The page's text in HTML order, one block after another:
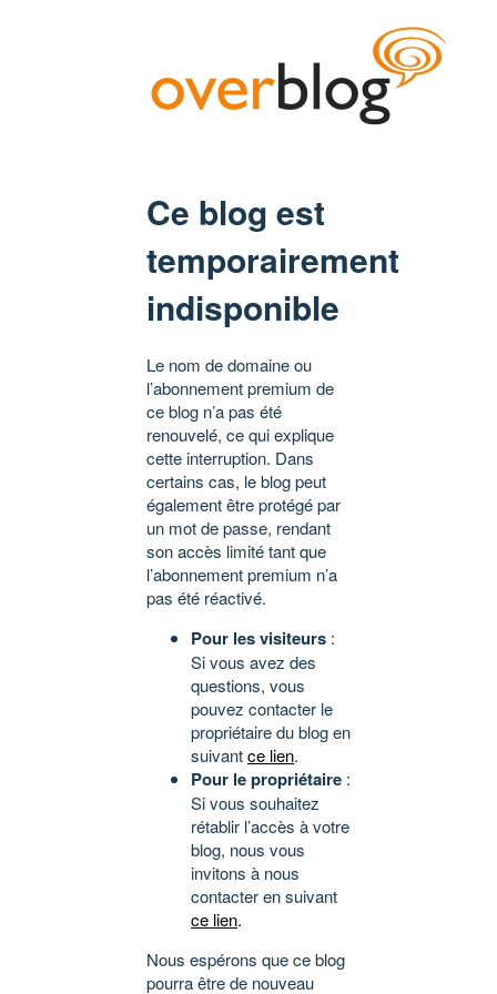
Ce blog est
temporairement
indisponible
Le nom de domaine ou
l’abonnement premium de
ce blog n’a pas été
renouvelé, ce qui explique
cette interruption. Dans
certains cas, le blog peut
également être protégé par
un mot de passe, rendant
son accès limité tant que
l’abonnement premium n’a
pas été réactivé.
Pour les visiteurs :
Si vous avez des
questions, vous
pouvez contacter le
propriétaire du blog en
suivantce lien.
Pour le propriétaire :
Si vous souhaitez
rétablir l’accès à votre
blog, nous vous
invitons à nous
contacter en suivant
ce lien.
Nous espérons que ce blog
pourra être de nouveau